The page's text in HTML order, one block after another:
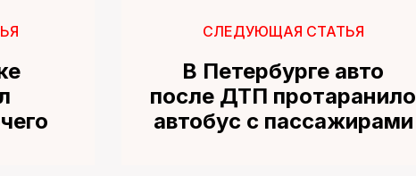
СЛЕДУЮЩАЯ СТАТЬЯ
В Петербурге авто
после ДТП протаранило
автобус с пассажирами